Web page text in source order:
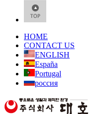
HOME
CONTACT US
ENGLISH
España
Portugal
россия